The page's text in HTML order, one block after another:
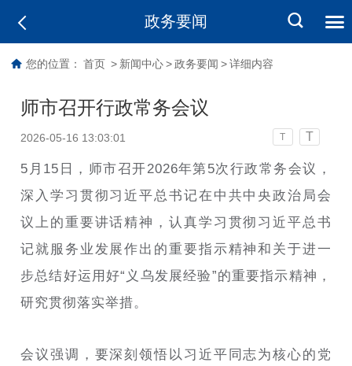
政务要闻
您的位置： 首页 > 新闻中心 > 政务要闻 > 详细内容
师市召开行政常务会议
2026-05-16 13:03:01 T T
5月15日，师市召开2026年第5次行政常务会议，
深入学习贯彻习近平总书记在中共中央政治局会
议上的重要讲话精神，认真学习贯彻习近平总书
记就服务业发展作出的重要指示精神和关于进一
步总结好运用好“义乌发展经验”的重要指示精神，
研究贯彻落实举措。
会议强调，要深刻领悟以习近平同志为核心的党